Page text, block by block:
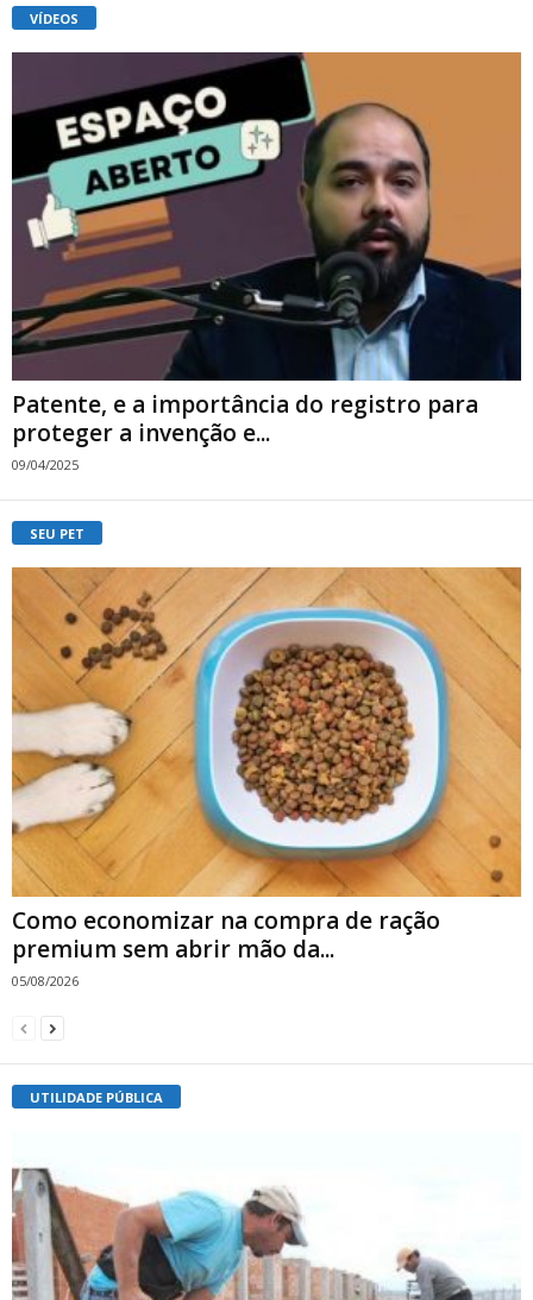
VÍDEOS
Patente, e a importância do registro para
proteger a invenção e...
09/04/2025
SEU PET
Como economizar na compra de ração
premium sem abrir mão da...
05/08/2026
UTILIDADE PÚBLICA